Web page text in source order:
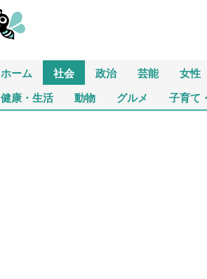
ホーム 社会 政治 芸能 女性
健康・生活 動物 グルメ 子育て